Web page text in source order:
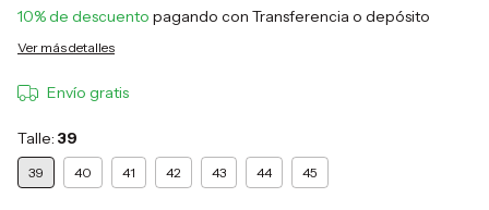
10% de descuento pagando con Transferencia o depósito
Ver más detalles
Envío gratis
Talle: 39
39 40 41 42 43 44 45